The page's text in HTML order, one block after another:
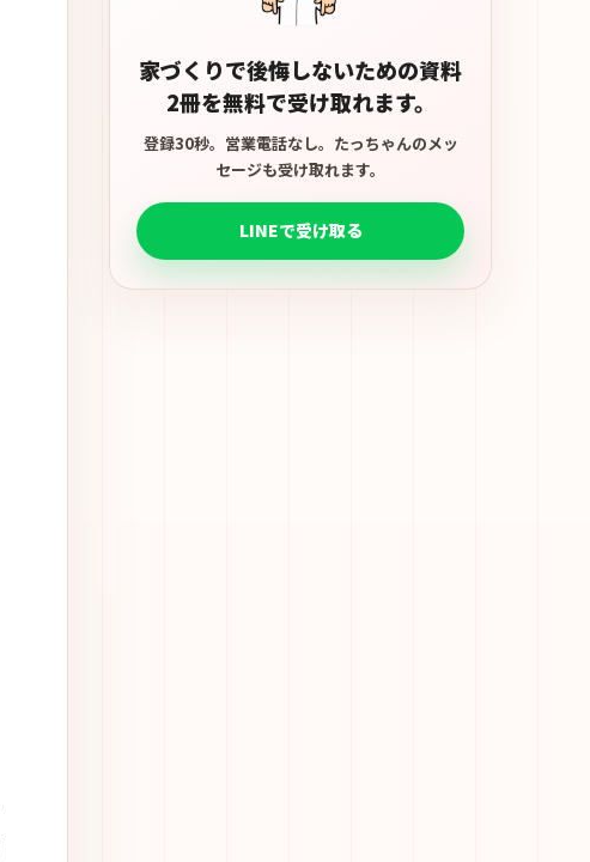
家づくりで後悔しないための資料
2冊を無料で受け取れます。
登録30秒。営業電話なし。たっちゃんのメッ
セージも受け取れます。
LINEで受け取る